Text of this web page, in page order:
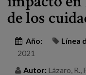
Noticias
Blog
Prensa
de los
Año:
2021
Línea
Autor: Lázaro, R.,